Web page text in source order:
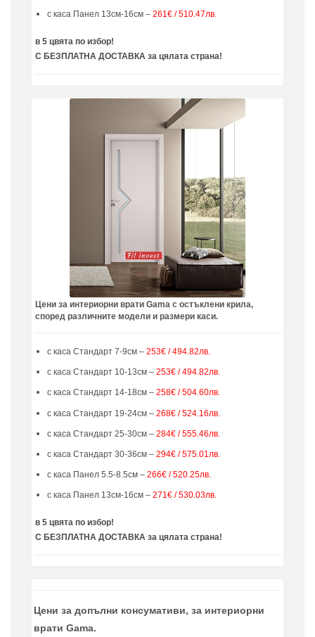
с каса Панел 13см-16см –261€ / 510.47лв.
в 5 цвята по избор!
С БЕЗПЛАТНА ДОСТАВКА за цялата страна!
Цени за интериорни врати Gama с остъклени крила,
според различните модели и размери каси.
с каса Стандарт 7-9см –253€ / 494.82лв.
с каса Стандарт 10-13см –253€ / 494.82лв.
с каса Стандарт 14-18см –258€ / 504.60лв.
с каса Стандарт 19-24см –268€ / 524.16лв.
с каса Стандарт 25-30см –284€ / 555.46лв.
с каса Стандарт 30-36см –294€ / 575.01лв.
с каса Панел 5.5-8.5см –266€ / 520.25лв.
с каса Панел 13см-16см –271€ / 530.03лв.
в 5 цвята по избор!
С БЕЗПЛАТНА ДОСТАВКА за цялата страна!
Цени за допълни консумативи, за интериорни
врати Gama.